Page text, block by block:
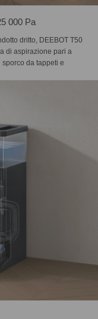
000 Pa
dritto, DEEBOT T50
di aspirazione pari a
da tappeti e